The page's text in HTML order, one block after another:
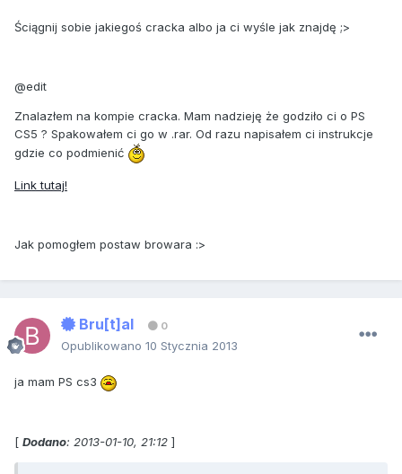
Ściągnij sobie jakiegoś cracka albo ja ci wyśle jak znajdę ;>
@edit
Znalazłem na kompie cracka. Mam nadzieję że godziło ci o PS
CS5 ? Spakowałem ci go w .rar. Od razu napisałem ci instrukcje
gdzie co podmienić
Link tutaj!
Jak pomogłem postaw browara :>
Bru[t]al 0
Opublikowano 10 Stycznia 2013
ja mam PS cs3
[ Dodano: 2013-01-10, 21:12 ]